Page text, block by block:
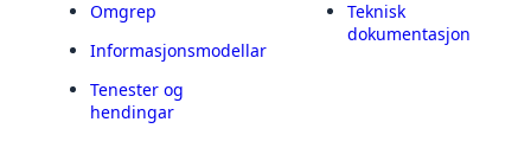
Omgrep
Informasjonsmodellar
Tenester og
hendingar
Teknisk
dokumentasjon